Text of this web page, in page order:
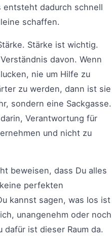
entsteht dadurch schnell
schaffen.
Stärke ist wichtig.
davon. Wenn
nie um Hilfe zu
zu werden, dann ist sie
sondern eine Sackgasse.
Verantwortung für
und nicht zu
beweisen, dass Du alles
perfekten
kannst sagen, was los ist
unangenehm oder noch
ist dieser Raum da.